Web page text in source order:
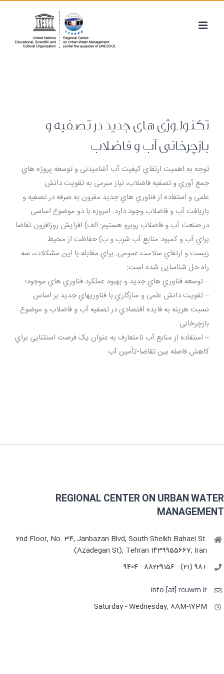
تکنولوژی های جدید در تصفیه و
بازچرخانی آب و فاضلاب
توجه به اهمیت ارتقاي کیفیت آب آشامیدنی و توسعه پروژه هاي
جمع آوري و تصفیه فاضلاب، نیاز مبرمی به تقویت دانش
علمی و استفاده از فناوري هاي جدید مقرون به صرفه در تصفیه و
بازیافت آب و فاضلاب وجود دارد. امروزه با دو موضوع اساسی
در صنعت آب و فاضلاب روبرو هستیم: الف) افزایش روزافزون تقاضا
براي آب و کمبود منابع آب شرب و ب) حفاظت از محیط
زیست و ارتقاي سلامت عمومی. براي مقابله با این مشکلات، سه
راه حل شناسایی شده است:
– توسعه فناوري هاي جدید و بهبود عملکرد فناوري هاي موجود؛
– تقویت دانش علمی و سازگاري با فناوریهاي جدید بر اساس
نسبت هزینه به فایده اقتصادي در تصفیه آب و فاضلاب و موضوع
بازچرخانی
– استفاده از منابع آب نامتعارف به عنوان یک فرصت استثنایی براي
کاهش فاصله بین تقاضا-تأمین آب
REGIONAL CENTER ON URBAN WATER
MANAGEMENT
2nd Floor, No. 34, Janbazan Blvd, South Sheikh Bahaei St.
(Azadegan St), Tehran 1439955667, Iran
+98 (21) - 88229156 - 9404
info [at] rcuwm.ir
Saturday - Wednesday, 8AM-17PM